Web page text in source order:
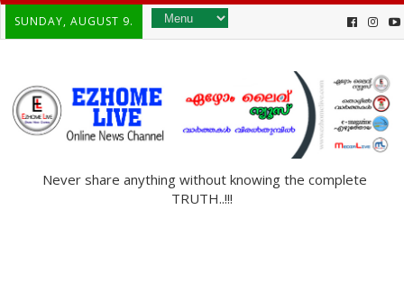
SUNDAY, AUGUST 9.
Never share anything without knowing the complete
TRUTH..!!!